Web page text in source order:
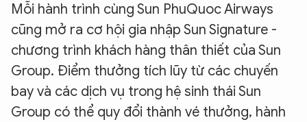
Mỗi hành trình cùng Sun PhuQuoc Airways
cũng mở ra cơ hội gia nhập Sun Signature -
chương trình khách hàng thân thiết của Sun
Group. Điểm thưởng tích lũy từ các chuyến
bay và các dịch vụ trong hệ sinh thái Sun
Group có thể quy đổi thành vé thưởng, hành